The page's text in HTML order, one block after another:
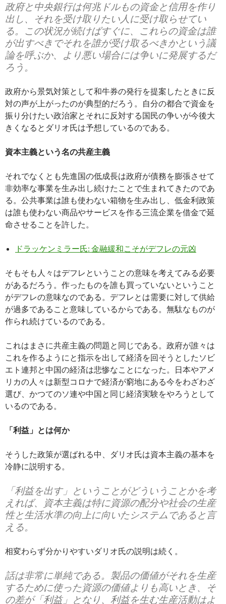
政府と中央銀行は何兆ドルもの資金と信用を作り
出し、それを受け取りたい人に受け取らせてい
る。この状況が続けばすぐに、これらの資金は誰
が出すべきでそれを誰が受け取るべきかという議
論を呼ぶか、より悪い場合には争いに発展するだ
ろう。
政府から景気対策として和牛券の発行を提案したときに反
対の声が上がったのが典型的だろう。自分の都合で資金を
振り分けたい政治家とそれに反対する国民の争いが今後大
きくなるとダリオ氏は予想しているのである。
資本主義という名の共産主義
それでなくとも先進国の低成長は政府が債務を膨張させて
非効率な事業を生み出し続けたことで生まれてきたのであ
る。公共事業は誰も使わない箱物を生み出し、低金利政策
は誰も使わない商品やサービスを作る三流企業を借金で延
命させることを許した。
ドラッケンミラー氏: 金融緩和こそがデフレの元凶
そもそも人々はデフレということの意味を考えてみる必要
があるだろう。作ったものを誰も買っていないということ
がデフレの意味なのである。デフレとは需要に対して供給
が過多であること意味しているからである。無駄なものが
作られ続けているのである。
これはまさに共産主義の問題と同じである。政府が誰々は
これを作るようにと指示を出して経済を回そうとしたソビ
エト連邦と中国の経済は悲惨なことになった。日本やアメ
リカの人々は新型コロナで経済が窮地にある今をわざわざ
選び、かつてのソ連や中国と同じ経済実験をやろうとして
いるのである。
「利益」とは何か
そうした政策が選ばれる中、ダリオ氏は資本主義の基本を
冷静に説明する。
「利益を出す」ということがどういうことかを考
えれば、資本主義は特に資源の配分や社会の生産
性と生活水準の向上に向いたシステムであると言
える。
相変わらず分かりやすいダリオ氏の説明は続く。
話は非常に単純である。製品の価値がそれを生産
するために使った資源の価値よりも高いとき、そ
の差が「利益」となり、利益を生む生産活動はよ